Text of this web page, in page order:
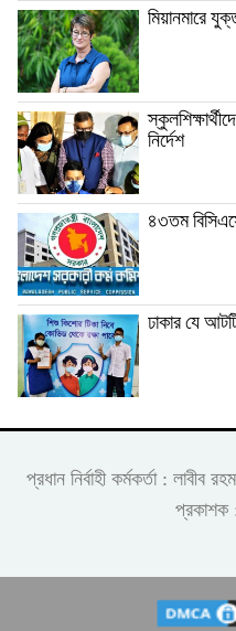
মিয়ানমারে
নির্দেশ
৪৩তম
ঢাকার যে
প্রধান নির্বাহী কর্মকর্তা :
প্রকাশক